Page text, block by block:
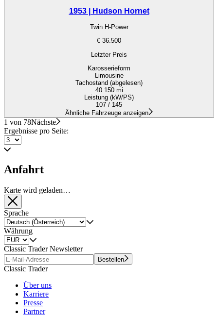
1953 | Hudson Hornet
Twin H-Power
€ 36.500
Letzter Preis
Karosserieform
Limousine
Tachostand (abgelesen)
40 150 mi
Leistung (kW/PS)
107 / 145
Ähnliche Fahrzeuge anzeigen
1 von 78Nächste
Ergebnisse pro Seite:
Anfahrt
Karte wird geladen…
Sprache
Währung
Classic Trader Newsletter
Bestellen
Classic Trader
Über uns
Karriere
Presse
Partner